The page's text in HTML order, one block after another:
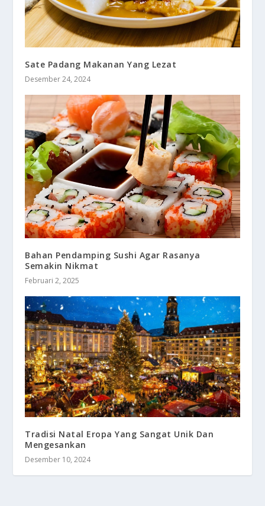
Sate Padang Makanan Yang Lezat
Desember 24, 2024
Bahan Pendamping Sushi Agar Rasanya
Semakin Nikmat
Februari 2, 2025
Tradisi Natal Eropa Yang Sangat Unik Dan
Mengesankan
Desember 10, 2024